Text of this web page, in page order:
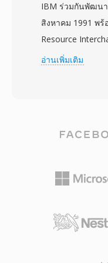
กับรูปแบบเสียง เ
Master Audio แล
และขั้นตอนการผ
บท สตรีมคำบรร
น่าเชื่อถือและกา
เนื้อหาความละเ
ต้นฉบับอย่างครบ
IBM ร่วมกันพัฒนา
สิงหาคม 1991 พ
Resource
จัดเก็บข้อมูลเสียง
Windows และเ
และเครื่องเล่นสื่
ใช้ตัวอย่าง 16 บิ
32 บิต float ที่อัต
อ่านเพิ่มเติม